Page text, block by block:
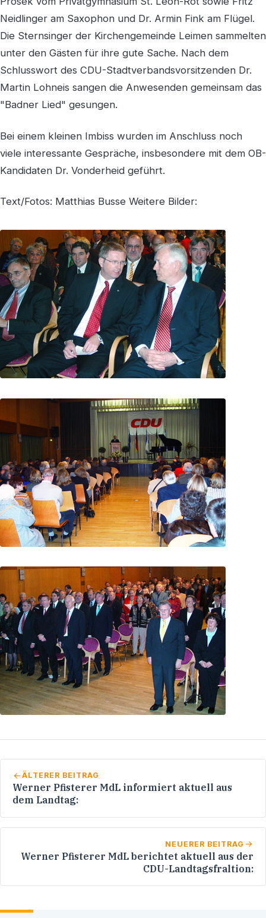
Neidlinger am Saxophon und Dr. Armin Fink am Flügel.
Die Sternsinger der Kirchengemeinde Leimen sammelten
unter den Gästen für ihre gute Sache. Nach dem
Schlusswort des CDU-Stadtverbandsvorsitzenden Dr.
Martin Lohneis sangen die Anwesenden gemeinsam das
"Badner Lied" gesungen.
Bei einem kleinen Imbiss wurden im Anschluss noch
viele interessante Gespräche, insbesondere mit dem OB-
Kandidaten Dr. Vonderheid geführt.
Text/Fotos: Matthias Busse Weitere Bilder:
ÄLTERER BEITRAG
Werner Pfisterer MdL informiert aktuell aus
dem Landtag:
NEUERER BEITRAG
Werner Pfisterer MdL berichtet aktuell aus der
CDU-Landtagsfraltion: